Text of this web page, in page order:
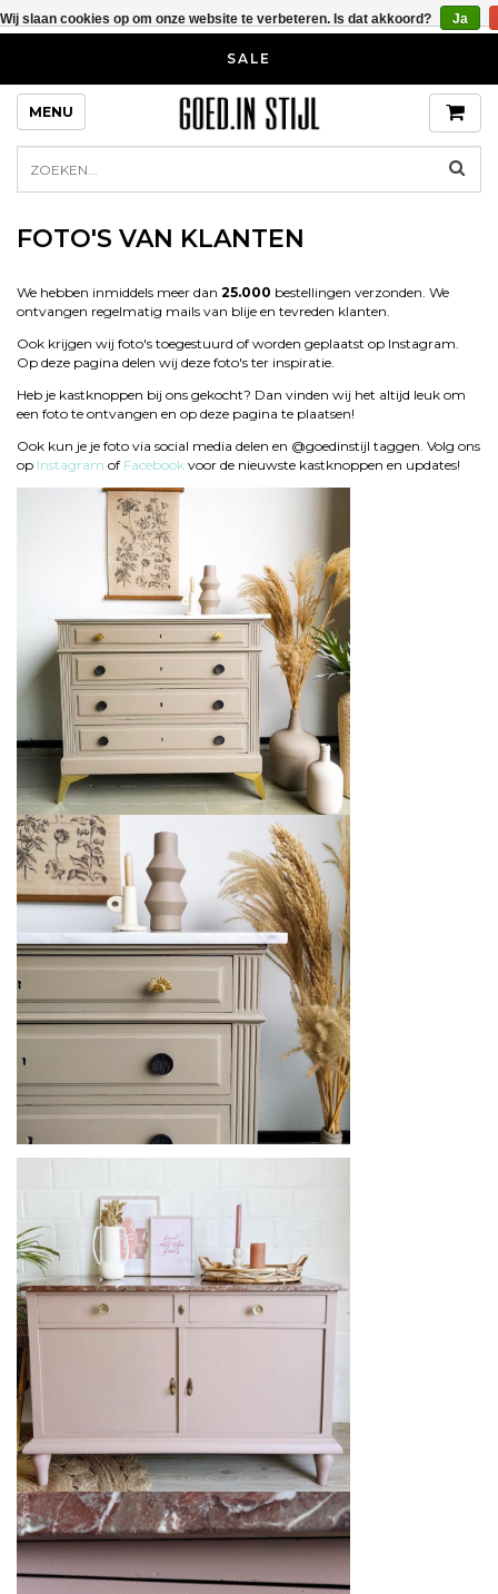
SALE
MENU
FOTO'S VAN KLANTEN
We hebben inmiddels meer dan 25.000 bestellingen verzonden. We
ontvangen regelmatig mails van blije en tevreden klanten.
Ook krijgen wij foto's toegestuurd of worden geplaatst op Instagram.
Op deze pagina delen wij deze foto's ter inspiratie.
Heb je kastknoppen bij ons gekocht? Dan vinden wij het altijd leuk om
een foto te ontvangen en op deze pagina te plaatsen!
Ook kun je je foto via social media delen en @goedinstijl taggen. Volg ons
op Instagram of Facebook voor de nieuwste kastknoppen en updates!
Wij slaan cookies op om onze website te verbeteren. Is dat akkoord? Ja